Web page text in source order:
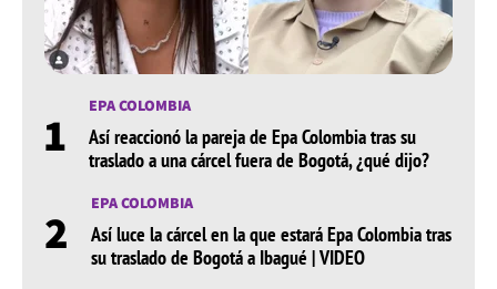
1 EPA COLOMBIA
Así reaccionó la pareja de Epa Colombia tras su
traslado a una cárcel fuera de Bogotá, ¿qué dijo?
2 EPA COLOMBIA
Así luce la cárcel en la que estará Epa Colombia tras
su traslado de Bogotá a Ibagué | VIDEO